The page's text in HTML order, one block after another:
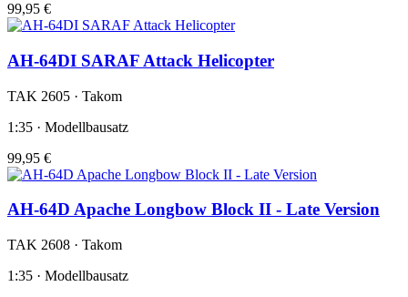
99,95 €
AH-64DI SARAF Attack Helicopter
TAK 2605 · Takom
1:35 · Modellbausatz
99,95 €
AH-64D Apache Longbow Block II - Late Version
TAK 2608 · Takom
1:35 · Modellbausatz